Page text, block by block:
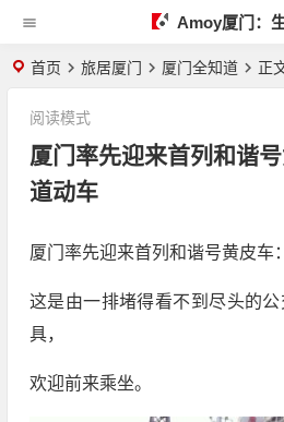
Amoy厦门：
首页 旅居厦门 厦门全知道 正
厦门率先迎来首列和谐
道动车
阅读模式
厦门率先迎来首列和谐号黄皮车
这是由一排堵得看不到尽头的
具，
欢迎前来乘坐。